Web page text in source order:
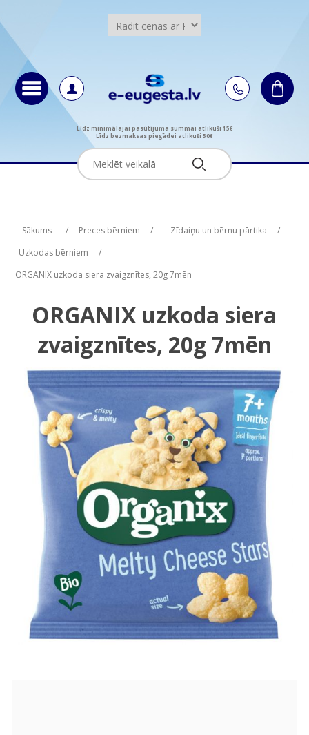
Līdz minimālajai pasūtījuma summai atlikuši 15€
Līdz bezmaksas piegādei atlikuši 50€
Sākums / Preces bērniem / Zīdaiņu un bērnu pārtika
/
Uzkodas bērniem
/
ORGANIX uzkoda siera zvaigznītes, 20g 7mēn
ORGANIX uzkoda siera
zvaigznītes, 20g 7mēn